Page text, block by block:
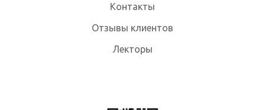
Контакты
Отзывы клиентов
Лекторы